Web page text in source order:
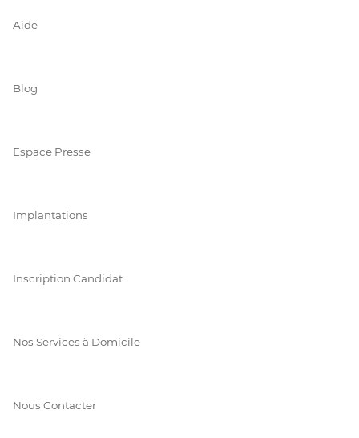
Aide
Blog
Espace Presse
Implantations
Inscription Candidat
Nos Services à Domicile
Nous Contacter